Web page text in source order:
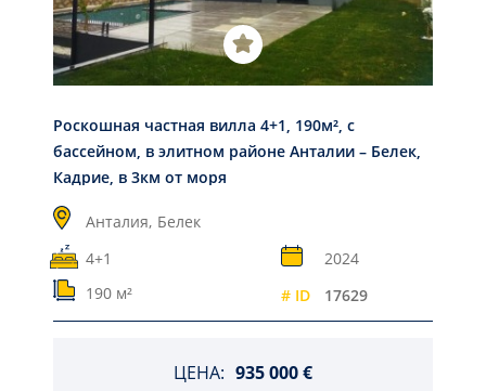
Роскошная частная вилла 4+1, 190м², с
бассейном, в элитном районе Анталии – Белек,
Кадрие, в 3км от моря
Анталия, Белек
4+1
2024
190 м²
# ID 17629
ЦЕНА: 935 000 €